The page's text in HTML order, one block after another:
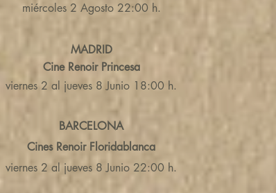
miércoles 2 Agosto 22:00 h.
MADRID
Cine Renoir Princesa
viernes 2 al jueves 8 Junio 18:00 h.
BARCELONA
Cines Renoir Floridablanca
viernes 2 al jueves 8 Junio 22:00 h.